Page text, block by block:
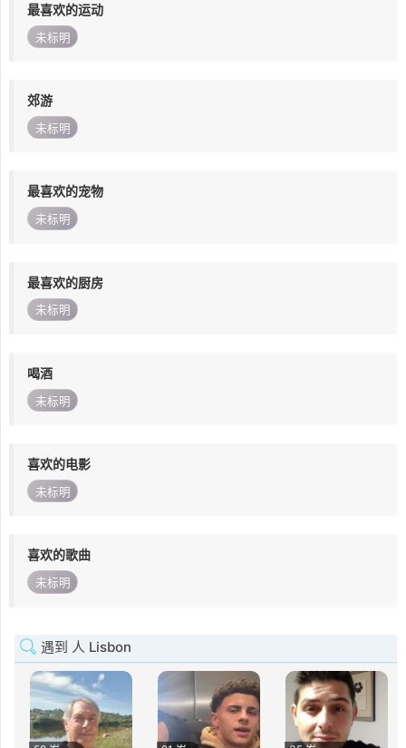
最喜欢的运动
未标明
郊游
未标明
最喜欢的宠物
未标明
最喜欢的厨房
未标明
喝酒
未标明
喜欢的电影
未标明
喜欢的歌曲
未标明
遇到 人 Lisbon